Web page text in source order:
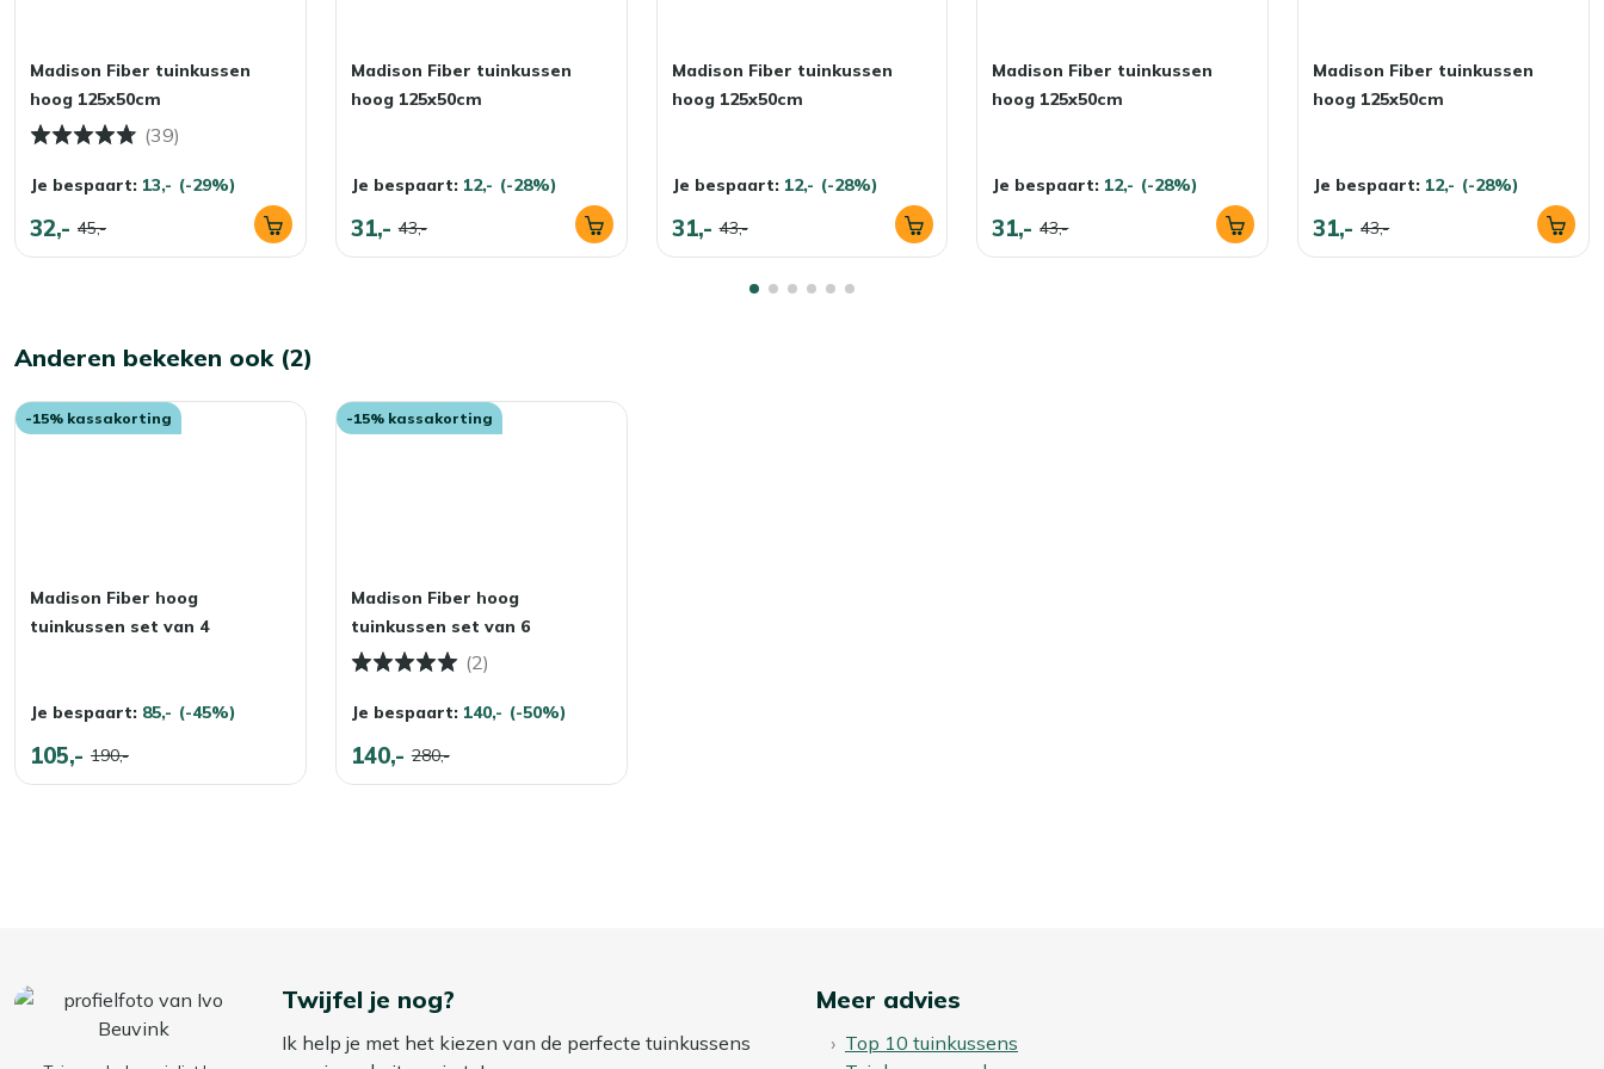
Madison Fiber tuinkussen
hoog 125x50cm
(39)
Je bespaart: 13,- (-29%)
32,- 45,-
Madison Fiber tuinkussen
hoog 125x50cm
Je bespaart: 12,- (-28%)
31,- 43,-
Madison Fiber tuinkussen
hoog 125x50cm
Je bespaart: 12,- (-28%)
31,- 43,-
Madison Fiber tuinkussen
hoog 125x50cm
Je bespaart: 12,- (-28%)
31,- 43,-
Madison Fiber tuinkussen
hoog 125x50cm
Je bespaart: 12,- (-28%)
31,- 43,-
Anderen bekeken ook (2)
-15% kassakorting
Madison Fiber hoog
tuinkussen set van 4
Je bespaart: 85,- (-45%)
105,- 190,-
-15% kassakorting
Madison Fiber hoog
tuinkussen set van 6
(2)
Je bespaart: 140,- (-50%)
140,- 280,-
Twijfel je nog?
Ik help je met het kiezen van de perfecte tuinkussens
Meer advies
Top 10 tuinkussens